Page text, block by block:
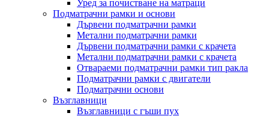
Уред за почистване на матраци
Подматрачни рамки и основи
Дървени подматрачни рамки
Метални подматрачни рамки
Дървени подматрачни рамки с крачета
Метални подматрачни рамки с крачета
Отвараеми подматрачни рамки тип ракла
Подматрачни рамки с двигатели
Подматрачни основи
Възглавници
Възглавници с гъши пух